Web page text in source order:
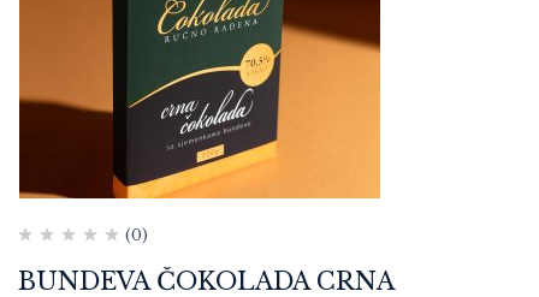
(0)
BUNDEVA ČOKOLADA CRNA